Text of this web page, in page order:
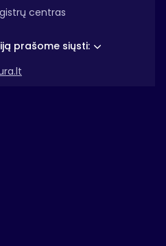
centras
prašome siųsti: